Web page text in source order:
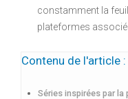
constamment la
plateformes
Contenu de l'article :
Séries inspirées par